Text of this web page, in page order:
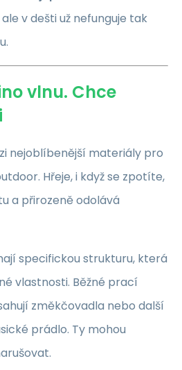
v dešti už nefunguje tak
vlnu. Chce
nejoblíbenější materiály pro
Hřeje, i když se zpotíte,
a přirozeně odolává
specifickou strukturu, která
vlastnosti. Běžné prací
změkčovadla nebo další
prádlo. Ty mohou